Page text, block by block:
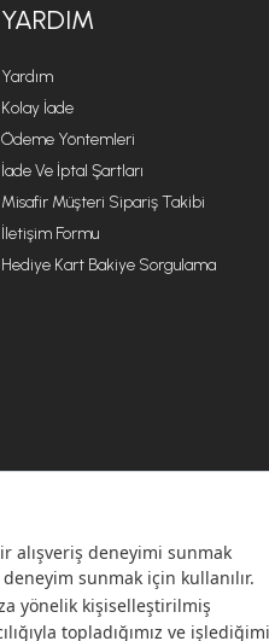
YARDIM
Yardım
Kolay İade
Ödeme Yöntemleri
İade Ve İptal Şartları
Misafir Müşteri Sipariş Takibi
İletişim Formu
Hediye Kart Bakiye Sorgulama
© 2026 EMSAN